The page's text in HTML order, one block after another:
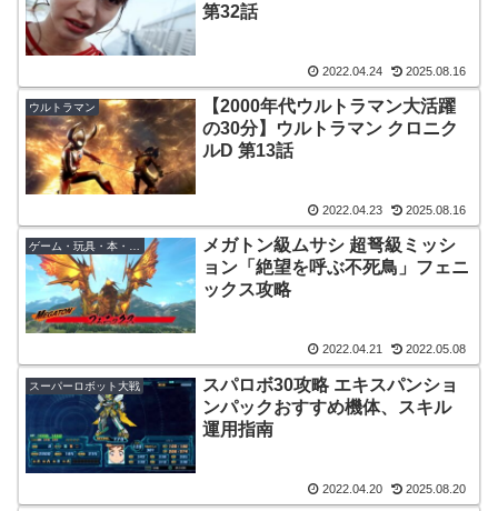
第32話
2022.04.24 2025.08.16
ウルトラマン
【2000年代ウルトラマン大活躍
の30分】ウルトラマン クロニク
ルD 第13話
2022.04.23 2025.08.16
ゲーム・玩具・本・音楽
メガトン級ムサシ 超弩級ミッシ
ョン「絶望を呼ぶ不死鳥」フェニ
ックス攻略
2022.04.21 2022.05.08
スーパーロボット大戦
スパロボ30攻略 エキスパンショ
ンパックおすすめ機体、スキル
運用指南
2022.04.20 2025.08.20